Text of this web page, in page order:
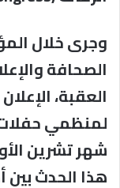
وجرى خلال
الصحافة
العقبة،
شهر تشرين